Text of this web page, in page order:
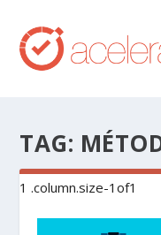
TAG: